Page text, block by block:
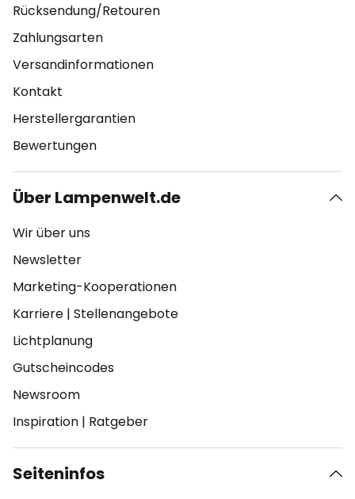
Rücksendung/Retouren
Zahlungsarten
Versandinformationen
Kontakt
Herstellergarantien
Bewertungen
Über Lampenwelt.de
Wir über uns
Newsletter
Marketing-Kooperationen
Karriere | Stellenangebote
Lichtplanung
Gutscheincodes
Newsroom
Inspiration | Ratgeber
Seiteninfos